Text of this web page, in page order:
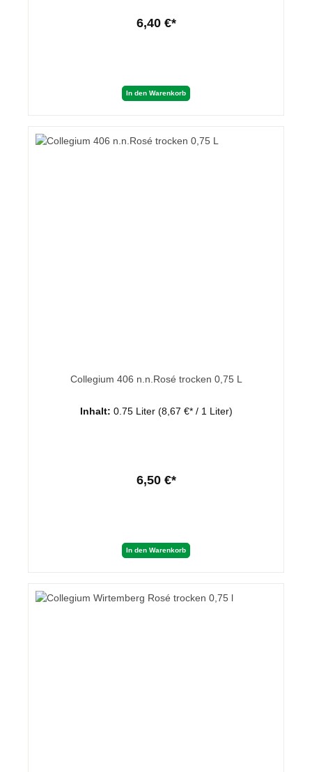
6,40 €*
In den Warenkorb
Collegium 406 n.n.Rosé trocken 0,75 L
Inhalt: 0.75 Liter (8,67 €* / 1 Liter)
6,50 €*
In den Warenkorb